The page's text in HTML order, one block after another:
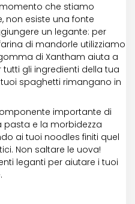
che stiamo
non esiste una fonte
un legante: per
di mandorle utilizziamo
di Xantham aiuta a
gli ingredienti della tua
spaghetti rimangano in
importante di
pasta e la morbidezza
ai tuoi noodles finiti quel
Non saltare le uova!
leganti per aiutare i tuoi